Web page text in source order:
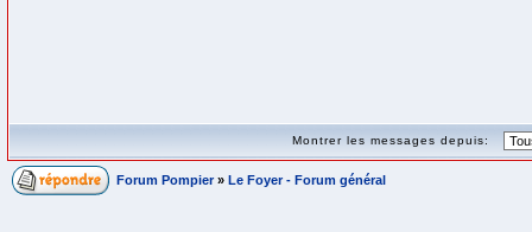
Montrer les messages depuis:
Forum Pompier » Le Foyer - Forum général